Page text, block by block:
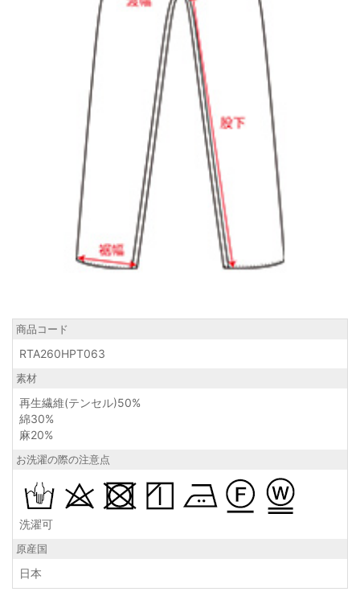
商品コード
RTA260HPT063
素材
再生繊維(テンセル)50%
綿30%
麻20%
お洗濯の際の注意点
洗濯可
原産国
日本